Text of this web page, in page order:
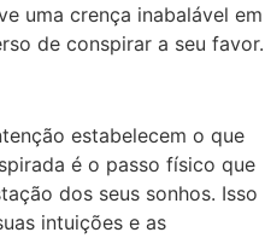
uma crença inabalável em
de conspirar a seu favor.
estabelecem o que
é o passo físico que
dos seus sonhos. Isso
intuições e as